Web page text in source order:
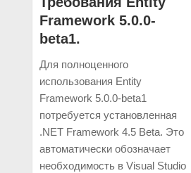
Framework 5.0.0-
beta1.
Для полноценного
использования Entity
Framework 5.0.0-beta1
потребуется установленная
.NET Framework 4.5 Beta. Это
автоматически обозначает
необходимость в Visual Studio